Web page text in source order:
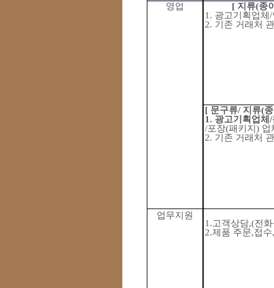
영업 [ 지류(종
1. 광고기획업체 /
2. 기존 거래처
[ 문구류/ 지류(
1. 광고기획업체 /
/포장(패키지 ) 업
2. 기존 거래처
업무지원
1.고객상담,(전
2.제품 주문,접수,